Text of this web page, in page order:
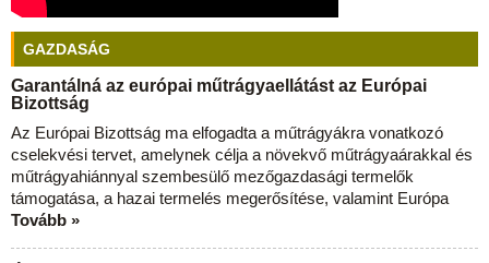
GAZDASÁG
Garantálná az európai műtrágyaellátást az Európai
Bizottság
Az Európai Bizottság ma elfogadta a műtrágyákra vonatkozó
cselekvési tervet, amelynek célja a növekvő műtrágyaárakkal és
műtrágyahiánnyal szembesülő mezőgazdasági termelők
támogatása, a hazai termelés megerősítése, valamint Európa
Tovább »